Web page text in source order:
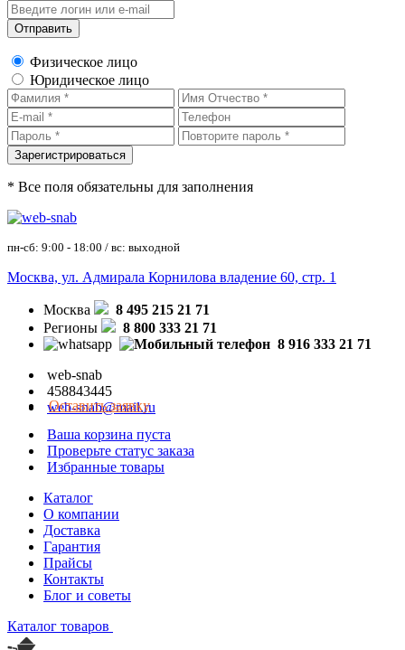
Физическое лицо
Юридическое лицо
* Все поля обязательны для заполнения
пн-сб: 9:00 - 18:00 / вс: выходной
Москва, ул. Адмирала Корнилова владение 60, стр. 1
Москва
8 495 215 21 71
Регионы
8 800 333 21 71
8 916 333 21 71
web-snab
458843445
web-snab@mail.ru
Оставить заявку
Ваша корзина пуста
Проверьте статус заказа
Избранные товары
Каталог
О компании
Доставка
Гарантия
Прайсы
Контакты
Блог и советы
Каталог товаров